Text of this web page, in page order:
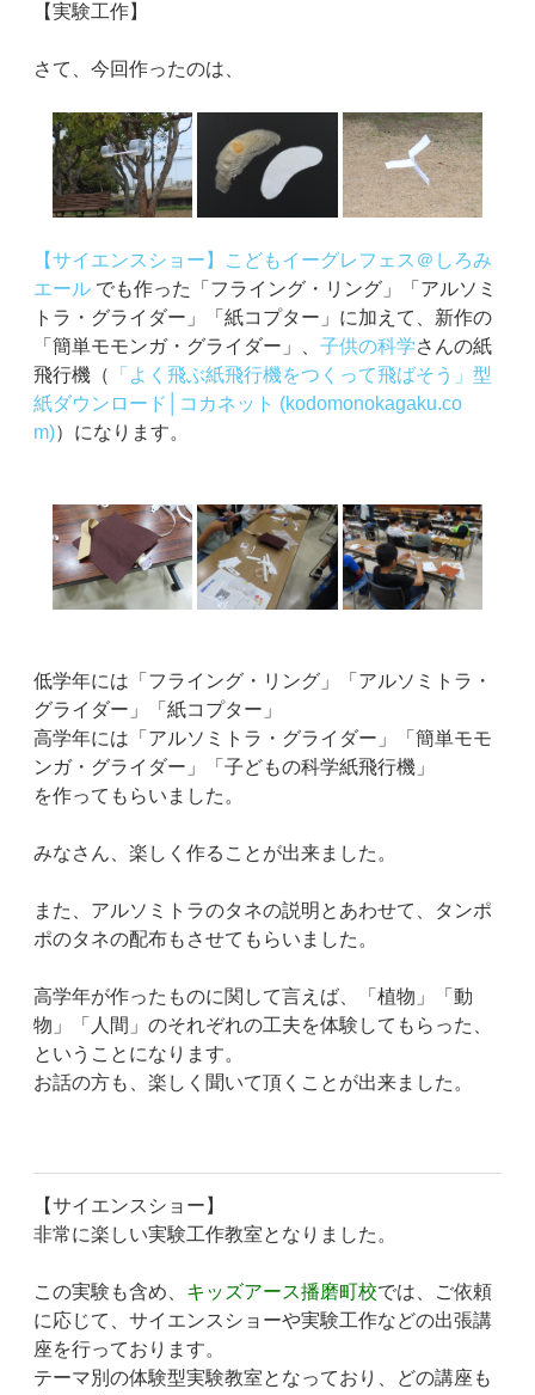
【実験工作】
さて、今回作ったのは、
【サイエンスショー】こどもイーグレフェス＠しろみ
エール でも作った「フライング・リング」「アルソミ
トラ・グライダー」「紙コプター」に加えて、新作の
「簡単モモンガ・グライダー」、子供の科学さんの紙
飛行機（
「よく飛ぶ紙飛行機をつくって飛ばそう」型
紙ダウンロード│コカネット (kodomonokagaku.co
m)）になります。
低学年には「フライング・リング」「アルソミトラ・
グライダー」「紙コプター」
高学年には「アルソミトラ・グライダー」「簡単モモ
ンガ・グライダー」「子どもの科学紙飛行機」
を作ってもらいました。
みなさん、楽しく作ることが出来ました。
また、アルソミトラのタネの説明とあわせて、タンポ
ポのタネの配布もさせてもらいました。
高学年が作ったものに関して言えば、「植物」「動
物」「人間」のそれぞれの工夫を体験してもらった、
ということになります。
お話の方も、楽しく聞いて頂くことが出来ました。
【サイエンスショー】
非常に楽しい実験工作教室となりました。
この実験も含め、 キッズアース播磨町校では、ご依頼
に応じて、サイエンスショーや実験工作などの出張講
座を行っております。
テーマ別の体験型実験教室となっており、どの講座も